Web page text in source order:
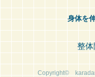
身体を
整体
Copyright©